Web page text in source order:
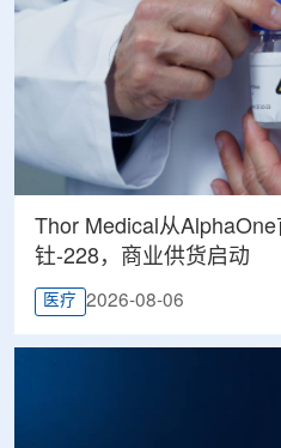
Thor Medical从
钍-228，商业供货启动
医疗 2026-08-06